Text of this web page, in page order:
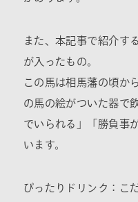
また、本記事で紹介す
が入ったもの。
この馬は相馬藩の頃か
の馬の絵がついた器で
でいられる」「勝負事
います。
ぴったりドリンク：こ